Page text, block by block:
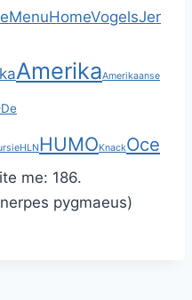
MenuHomeVogelsJer
AmerikaAmerikaanse
De
HLNHUMOKnackOce
me: 186.
pygmaeus)